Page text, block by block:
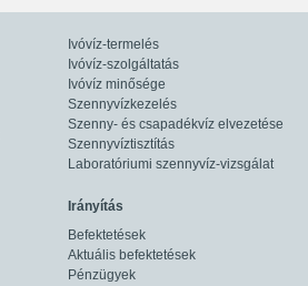
Ivóvíz-termelés
Ivóvíz-szolgáltatás
Ivóvíz minősége
Szennyvízkezelés
Szenny- és csapadékvíz elvezetése
Szennyvíztisztítás
Laboratóriumi szennyvíz-vizsgálat
Irányítás
Befektetések
Aktuális befektetések
Pénzügyek